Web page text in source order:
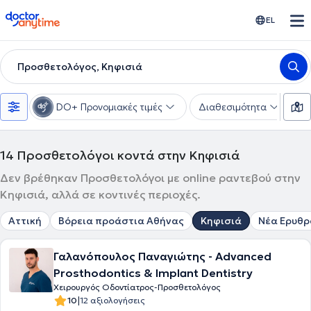
doctoranytime EL
Προσθετολόγος, Κηφισιά
DO+ Προνομιακές τιμές Διαθεσιμότητα
14 Προσθετολόγοι κοντά στην Κηφισιά
Δεν βρέθηκαν Προσθετολόγοι με online ραντεβού στην
Κηφισιά, αλλά σε κοντινές περιοχές.
Αττική Βόρεια προάστια Αθήνας Κηφισιά Νέα
Γαλανόπουλος Παναγιώτης - Advanced
Prosthodontics & Implant Dentistry
Χειρουργός Οδοντίατρος-Προσθετολόγος
10|12 αξιολογήσεις